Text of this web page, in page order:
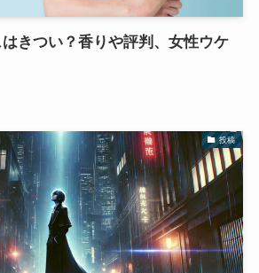
はきつい？香りや評判、女性ウケ
投稿